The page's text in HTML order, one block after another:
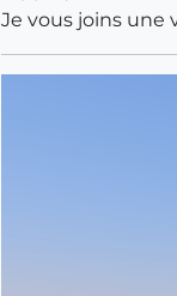
Je vous joins une